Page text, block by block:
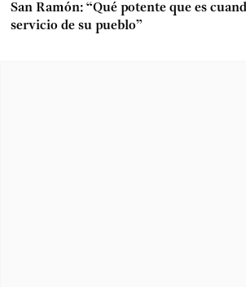
San Ramón: “Qué potente que es
servicio de su pueblo”